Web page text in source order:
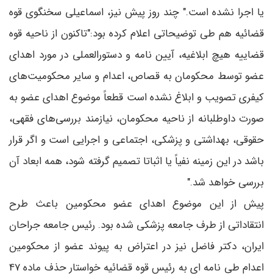
یا اجرا نشده است." چند روز پیش نیز، اسماعیلی سخنگوی قوه
قضائیه هم طی توضیحاتی اعلام کرده بود:"تاکنون از ناحیه قوه
قضاییه هیچ ابلاغیه، آیین نامه و دستورالعملی در مورد اهدای
عضو توسط محکومان به قصاص، اعدام و سایر محکومیت‌های
کیفری تصویب و ابلاغ نشده است قطعاً موضوع اهدای عضو به
صورت داوطلبانه از ناحیه محکومان، نیازمند بررسی‌های فقهی،
حقوقی، بهداشتی و پزشکی، اجتماعی و اجرایی است و اگر قرار
باشد در این زمینه نفیاً یا اثباتا تصمیم گرفته شود، همه ابعاد آن
بررسی خواهد شد."
پیش از این موضوع اهدای عضو محکومین باعث طرح
انتقاداتی از طرف جامعه پزشکی شده بود. رئیس جامعه جراحان
ایران، دکتر فاضل نیز در اعتراض به پیوند عضو از محکومین
اعدام طی نامه ای به رئیس قوه قضائیه خواستار حذف ماده 47